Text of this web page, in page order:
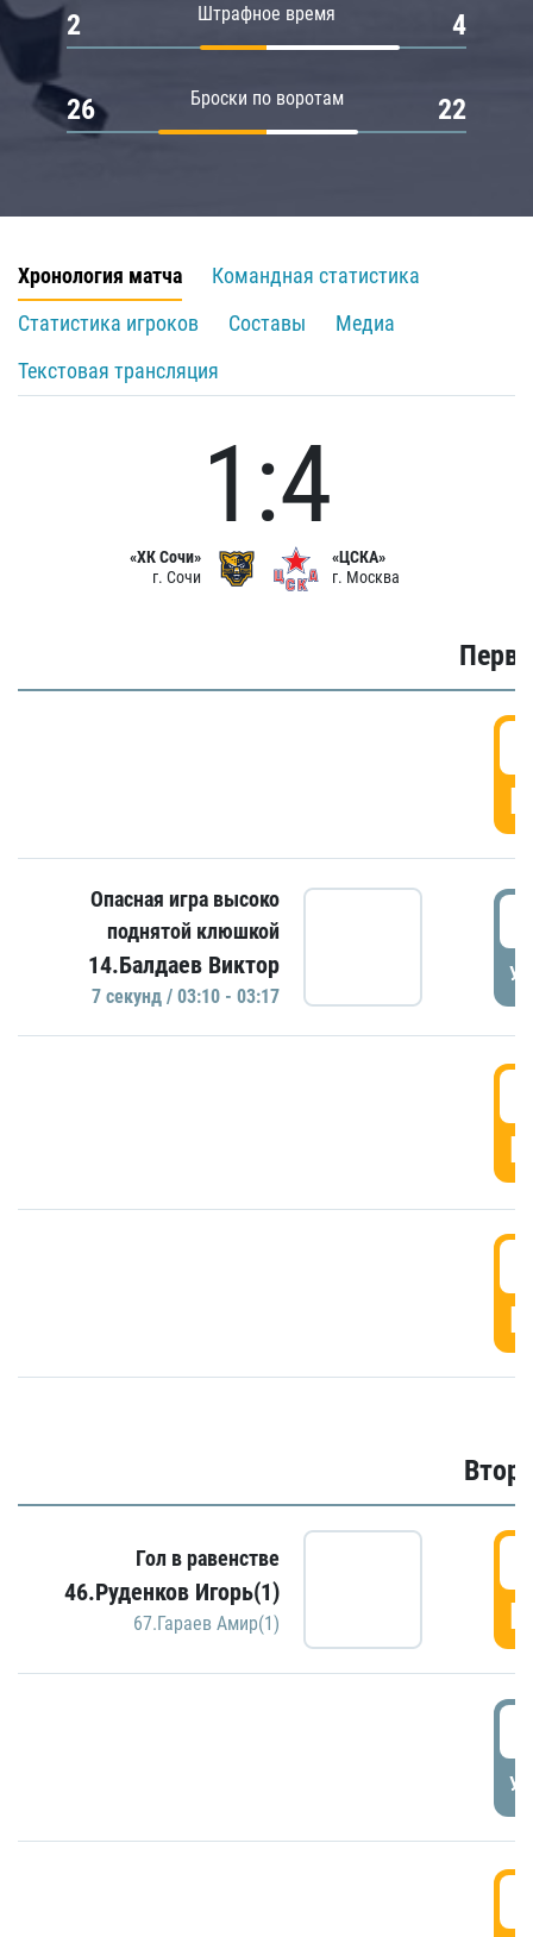
Штрафное время
2 4
Броски по воротам
26 22
Хронология матча
Командная статистика
Статистика игроков
Составы
Медиа
Текстовая трансляция
«ХК Сочи»
г. Сочи
1:4
«ЦСКА»
г. Москва
Опасная игра высоко
поднятой клюшкой
14.Балдаев Виктор
7 секунд / 03:10 - 03:17
Гол в равенстве
46.Руденков Игорь(1)
67.Гараев Амир(1)